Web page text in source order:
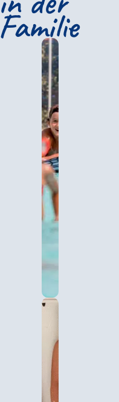
Familie
Planschbecken
Genuss für Groß und
Die Kinder können die
Freuden des Wassers
kennenlernen, während
Erwachsenen sich eine
entspannende Pause
Balneobereich
können. Dies ist der
Ort für die ganze Familie,
von der Eröffnung im
bis Oktober. Während die
Schwimmer sich
können Sie auf unserer
Sonnenterrasse
und sich sonnen.